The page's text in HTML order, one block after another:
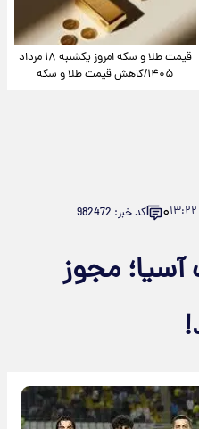
قیمت طلا و سکه امروز یکشنبه ۱۸ مرداد
۱۴۰۵/کاهش قیمت طلا و سکه
۱۳:۲۲۰ کد خبر: 982472
مجوز